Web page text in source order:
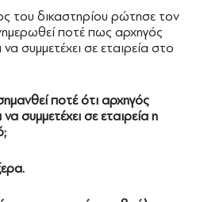
του δικαστηρίου ρώτησε τον
ποτέ πως αρχηγός
συμμετέχει σε εταιρεία στο
ποτέ ότι αρχηγός
συμμετέχει σε εταιρεία η